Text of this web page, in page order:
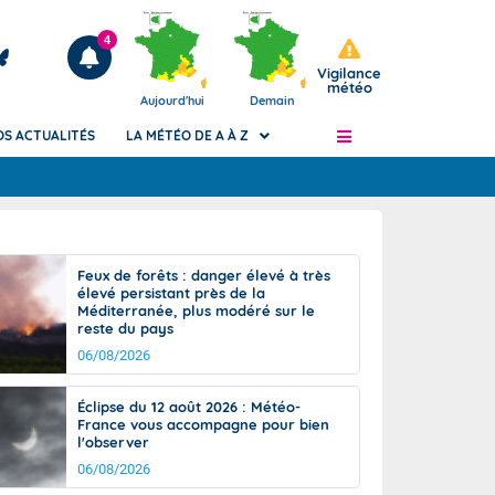
Articles
4
Aujourd'hui Demain
Vigilance
météo
de
Phénomènes dangereux de J+2 à J+7
Avertissement pluies intenses à l'échelle
des communes (Apic)
Bulletins Marine
d'avalanche
Météo des forêts
Vigicrues
ACTUALITÉS LA MÉTÉO DE A À Z
Feux de forêts : danger élevé à très
élevé persistant près de la
Méditerranée, plus modéré sur le
reste du pays
06/08/2026
Éclipse du 12 août 2026 : Météo-
France vous accompagne pour bien
l'observer
06/08/2026